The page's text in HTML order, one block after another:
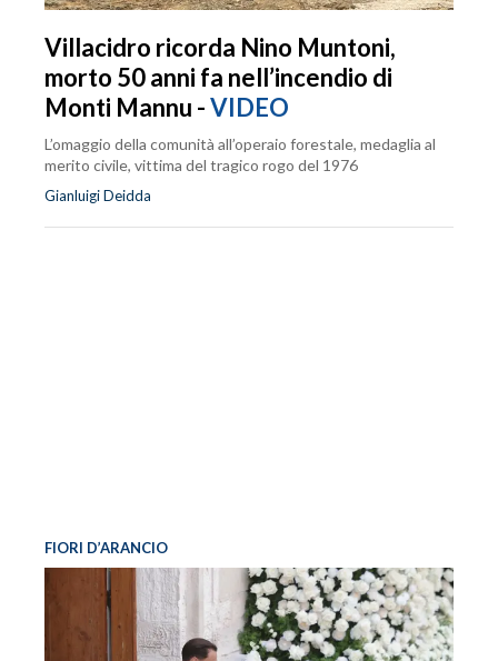
Villacidro ricorda Nino Muntoni,
morto 50 anni fa nell’incendio di
Monti Mannu -VIDEO
L’omaggio della comunità all’operaio forestale, medaglia al
merito civile, vittima del tragico rogo del 1976
Gianluigi Deidda
FIORI D’ARANCIO